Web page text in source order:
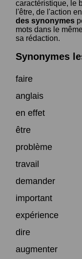
caractéristique, le
l'être, de l'action
des synonymes
mots dans le
sa rédaction.
Synonymes
faire
anglais
en effet
être
problème
travail
demander
important
expérience
dire
augmenter